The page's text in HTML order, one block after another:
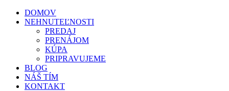
DOMOV
NEHNUTEĽNOSTI
PREDAJ
PRENÁJOM
KÚPA
PRIPRAVUJEME
BLOG
NÁŠ TÍM
KONTAKT